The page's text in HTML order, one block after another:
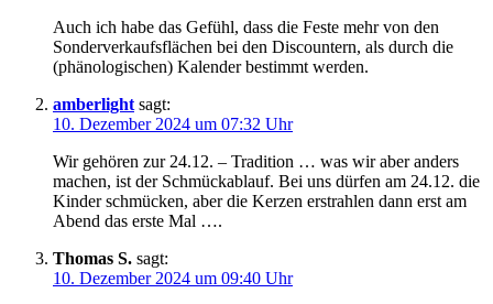
Auch ich habe das Gefühl, dass die Feste mehr von den
Sonderverkaufsflächen bei den Discountern, als durch die
(phänologischen) Kalender bestimmt werden.
amberlight sagt:
10. Dezember 2024 um 07:32 Uhr
Wir gehören zur 24.12. – Tradition … was wir aber anders
machen, ist der Schmückablauf. Bei uns dürfen am 24.12. die
Kinder schmücken, aber die Kerzen erstrahlen dann erst am
Abend das erste Mal ….
Thomas S. sagt:
10. Dezember 2024 um 09:40 Uhr